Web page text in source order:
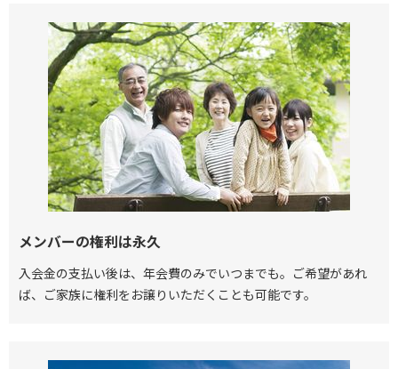
メンバーの権利は永久
入会金の支払い後は、年会費のみでいつまでも。ご希望があれ
ば、ご家族に権利をお譲りいただくことも可能です。